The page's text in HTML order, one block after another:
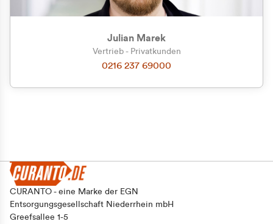
Julian Marek
Vertrieb - Privatkunden
0216 237 69000
CURANTO - eine Marke der EGN
Entsorgungsgesellschaft Niederrhein mbH
Greefsallee 1-5